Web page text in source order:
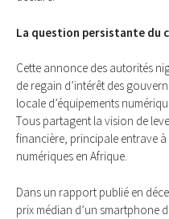
La question persistante du
Cette annonce des autorités
de regain d’intérêt des
locale d’équipements
Tous partagent la vision de
financière, principale entrave
numériques en Afrique.
Dans un rapport publié en
prix médian d’un smartphone